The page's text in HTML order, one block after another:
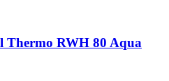
Thermo RWH 80 Aqua